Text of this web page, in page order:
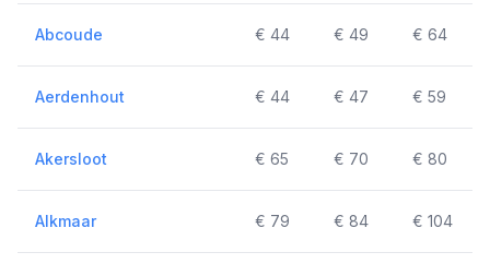
Abcoude € 44 € 49 € 64
Aerdenhout € 44 € 47 € 59
Akersloot € 65 € 70 € 80
Alkmaar € 79 € 84 € 104